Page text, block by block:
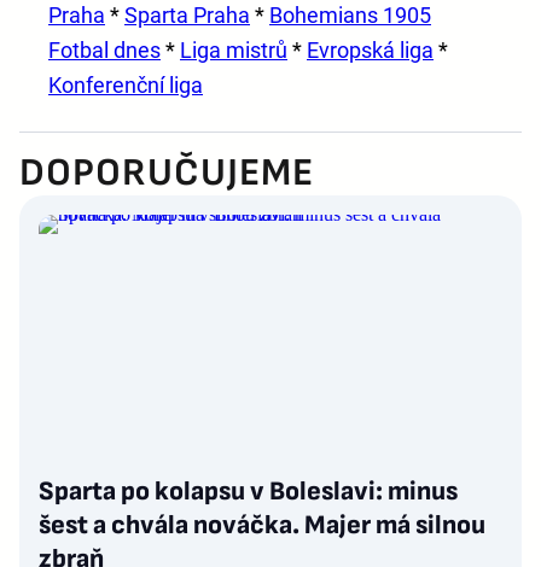
Praha *Sparta Praha * Bohemians 1905
Fotbal dnes* Liga mistrů * Evropská liga *
Konferenční liga
DOPORUČUJEME
Sparta po kolapsu v Boleslavi: minus
šest a chvála nováčka. Majer má silnou
zbraň